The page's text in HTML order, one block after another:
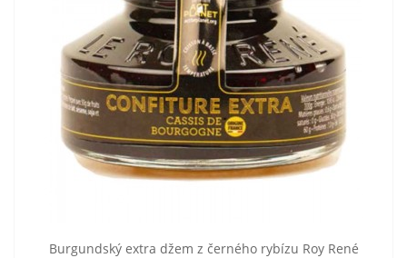
Burgundský extra džem z černého rybízu Roy René